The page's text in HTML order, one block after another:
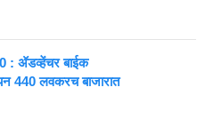
ॲडव्हेंचर बाईक
440 लवकरच बाजारात